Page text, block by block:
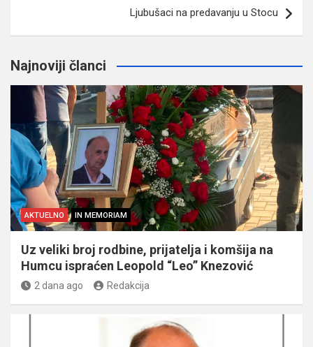
Ljubušaci na predavanju u Stocu
Najnoviji članci
AKTUELNO IN MEMORIAM
Uz veliki broj rodbine, prijatelja i komšija na
Humcu ispraćen Leopold “Leo” Knezović
2 dana ago Redakcija